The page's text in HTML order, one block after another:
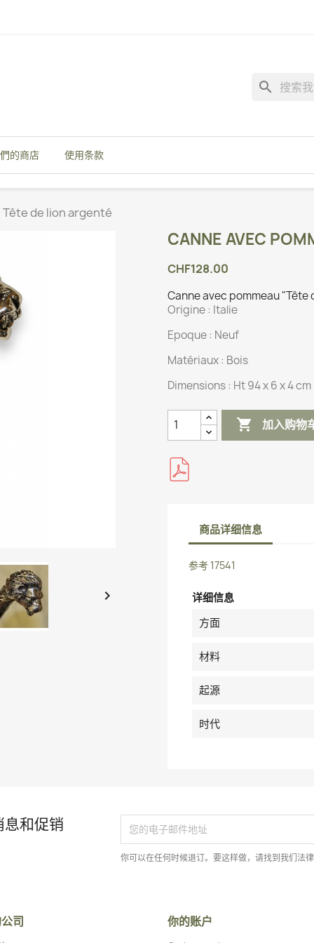
search
的商店 使用条款
Tête de lion argenté

CANNE AVEC
CHF128.00
Canne avec pommeau "Tête
Origine : Italie
Epoque : Neuf
Matériaux : Bois
Dimensions : Ht 94 x 6 x 4 cm
 加入购物
商品详细信息
参考 17541
详细信息
方面
材料
起源
时代
和促销
你可以在任何时候退订。要这样做，请找到我们法律
司 你的账户